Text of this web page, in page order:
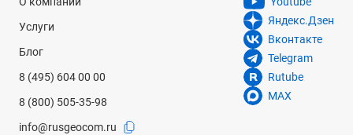
Услуги
Блог
8 (495) 604 00 00
8 (800) 505-35-98
info@rusgeocom.ru
Яндекс.Дзен
Вконтакте
Telegram
Rutube
MAX